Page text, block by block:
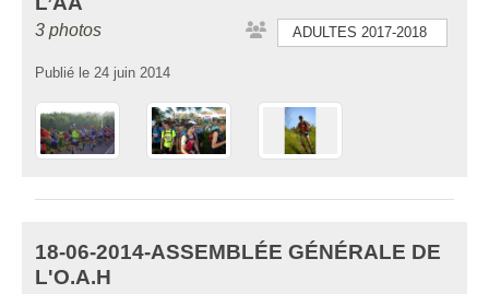
3 photos ADULTES 2017-2018
Publié le 24 juin 2014
18-06-2014-ASSEMBLÉE GÉNÉRALE DE
L'O.A.H